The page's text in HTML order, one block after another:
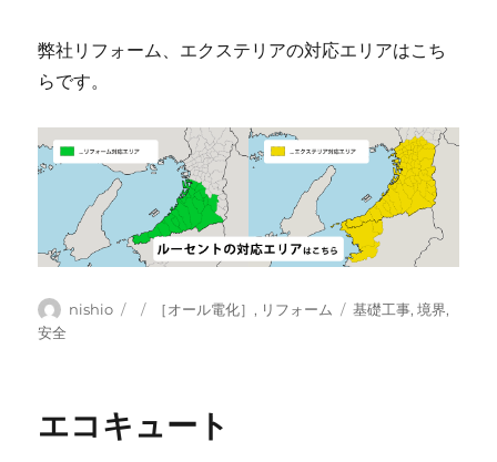
弊社リフォーム、エクステリアの対応エリアはこち
らです。
投
nishio
投
カ［オール電化］ , リフォーム
タ
基礎工事,境界,
安全
エコキュート